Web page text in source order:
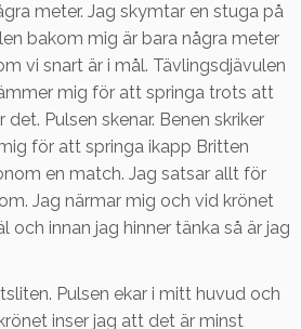
meter. Jag skymtar en stuga på
bakom mig är bara några meter
vi snart är i mål. Tävlingsdjävulen
mig för att springa trots att
Pulsen skenar. Benen skriker
för att springa ikapp Britten
en match. Jag satsar allt för
Jag närmar mig och vid krönet
och innan jag hinner tänka så är jag
Pulsen ekar i mitt huvud och
inser jag att det är minst